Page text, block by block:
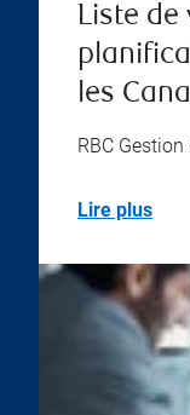
Liste
les
RBC
Lire plus